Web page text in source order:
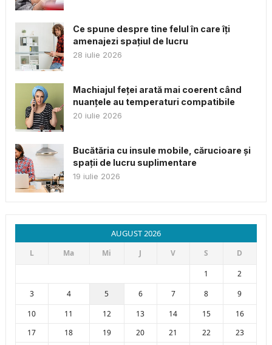
Ce spune despre tine felul în care îți
amenajezi spațiul de lucru
28 iulie 2026
Machiajul feței arată mai coerent când
nuanțele au temperaturi compatibile
20 iulie 2026
Bucătăria cu insule mobile, cărucioare și
spații de lucru suplimentare
19 iulie 2026
AUGUST 2026
L Ma Mi J V S
D
1
2
3
4 5 6 7 8
9
10
11 12 13 14 15
16
17
18 19 20 21 22
23